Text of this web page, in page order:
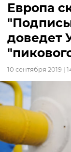
Европа
доведет
10 сентября 2019 |